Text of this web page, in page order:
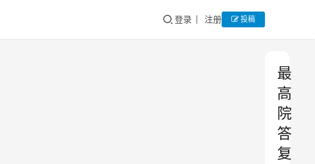
登录 注册 投稿
最
高
院
答
复